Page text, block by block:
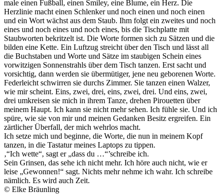
male einen Fußball, einen Smiley, eine Blume, ein Herz. Die
Herzlinie macht einen Schlenker und noch einen und noch einen
und ein Wort wächst aus dem Staub. Ihm folgt ein zweites und noch
eines und noch eines und noch eines, bis die Tischplatte mit
Staubworten bekritzelt ist. Die Worte formen sich zu Sätzen und die
bilden eine Kette. Ein Luftzug streicht über den Tisch und lässt all
die Buchstaben und Worte und Sätze im staubigen Schein eines
vorwitzigen Sonnenstrahls über dem Tisch tanzen. Erst sacht und
vorsichtig, dann werden sie übermütiger, jene neu geborenen Worte.
Federleicht schwirren sie durchs Zimmer. Sie tanzen einen Walzer,
wie mir scheint. Eins, zwei, drei, eins, zwei, drei. Und eins, zwei,
drei umkreisen sie mich in ihrem Tanze, drehen Pirouetten über
meinem Haupt. Ich kann sie nicht mehr sehen. Ich fühle sie. Und ich
spüre, wie sie von mir und meinen Gedanken Besitz ergreifen. Ein
zärtlicher Überfall, der mich wehrlos macht.
Ich setze mich und beginne, die Worte, die nun in meinem Kopf
tanzen, in die Tastatur meines Laptops zu tippen.
‚“Ich wette“, sagt er „dass du …“’schreibe ich.
Sein Grinsen, das sehe ich nicht mehr. Ich höre auch nicht, wie er
leise „Gewonnen!“ sagt. Nichts mehr nehme ich wahr. Ich schreibe
nämlich. Es wird auch Zeit.
© Elke Bräunling